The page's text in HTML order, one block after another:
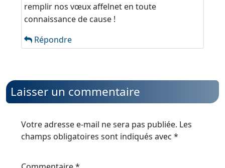
remplir nos vœux affelnet en toute
connaissance de cause !
Répondre
Laisser un commentaire
Votre adresse e-mail ne sera pas publiée. Les
champs obligatoires sont indiqués avec *